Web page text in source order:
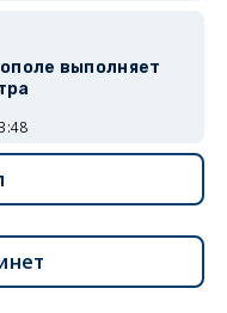
выполняет